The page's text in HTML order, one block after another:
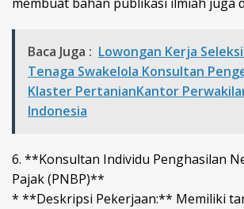
Baca Juga : Lowongan Kerja
Tenaga Swakelola Konsultan
Klaster PertanianKantor
Indonesia
6. **Konsultan Individu Penghasilan
Pajak (PNBP)**
* **Deskripsi Pekerjaan:** Memiliki